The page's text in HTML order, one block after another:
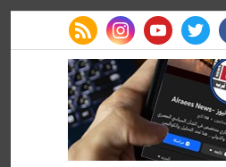
twitter
youtube
instagram
rss feed